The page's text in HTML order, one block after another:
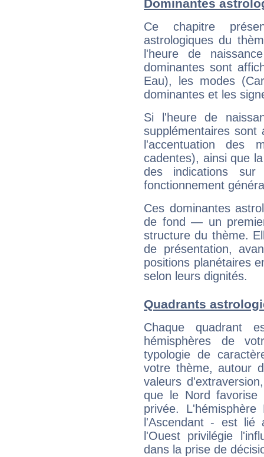
Dominantes
Ce chapitre
astrologiques du
l'heure de
dominantes sont
Eau), les modes
dominantes et les
Si l'heure de
supplémentaires sont
l'accentuation des
cadentes), ainsi que
des indications sur
fonctionnement
Ces dominantes
de fond — un
structure du thème.
de présentation,
positions planétaires
selon leurs dignités.
Quadrants
Chaque quadrant
hémisphères de
typologie de
votre thème, autour
valeurs
que le Nord favorise
privée.
l'Ascendant - est
l'Ouest privilégie
dans la prise de